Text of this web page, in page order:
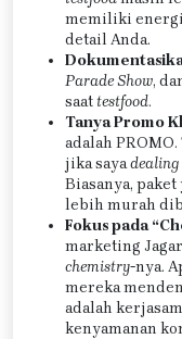
memiliki
detail Anda.
Parade Show,
saattestfood.
Tanya Promo
adalah PROMO.
jika sayadealing
Biasanya,
lebih murah
Fokus pada
marketing
chemistry-nya.
mereka
adalah
kenyamanan